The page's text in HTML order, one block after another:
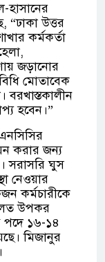
হাসানের
“ঢাকা উত্তর
কর্মকর্তা
জড়ানোর
মোতাবেক
বরখাস্তকালীন
হবেন।”
করার জন্য
সরাসরি ঘুস
নেওয়ার
কর্মচারীকে
উপকর
পদে ১৬-১৪
মিজানুর